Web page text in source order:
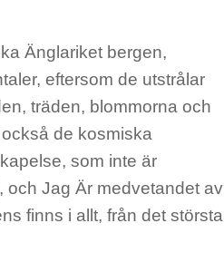
Änglariket bergen,
eftersom de utstrålar
träden, blommorna och
de kosmiska
som inte är
och Jag Är medvetandet av
finns i allt, från det största